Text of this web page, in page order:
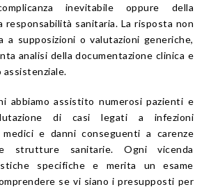
inevitabile oppure della
responsabilità sanitaria. La risposta non
a supposizioni o valutazioni generiche,
analisi della documentazione clinica e
assistenziale.
abbiamo assistito numerosi pazienti e
di casi legati a infezioni
e danni conseguenti a carenze
strutture sanitarie. Ogni vicenda
specifiche e merita un esame
se vi siano i presupposti per